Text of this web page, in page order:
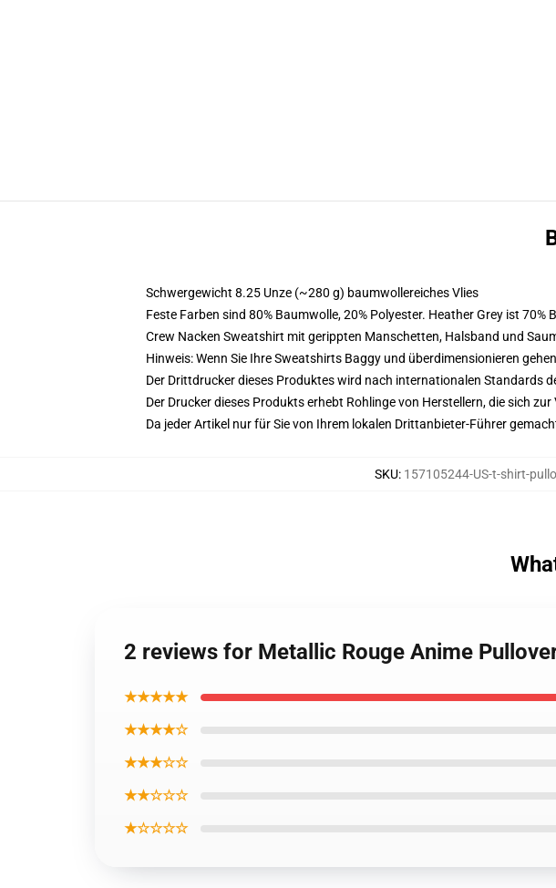
Schwergewicht 8.25 Unze (~280 g) baumwollereiches Vlies
Feste Farben sind 80% Baumwolle, 20% Polyester. Heather Grey ist
Crew Nacken Sweatshirt mit gerippten Manschetten, Halsband und
Hinweis: Wenn Sie Ihre Sweatshirts Baggy und überdimensionieren
Der Drittdrucker dieses Produktes wird nach internationalen Standards
Der Drucker dieses Produkts erhebt Rohlinge von Herstellern, die sich
Da jeder Artikel nur für Sie von Ihrem lokalen Drittanbieter-Führer
SKU: 157105244-US-t-shirt-
2 reviews for Metallic Rouge Anime
★★★★★
★★★★☆
★★★☆☆
★★☆☆☆
★☆☆☆☆